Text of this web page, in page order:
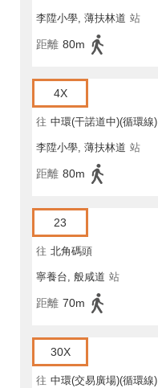
李陞小學, 薄扶林道 站
距離 80m
4X
往 中環(干諾道中)(循環線)
李陞小學, 薄扶林道 站
距離 80m
23
往 北角碼頭
寧養台, 般咸道 站
距離 70m
30X
往 中環(交易廣場)(循環線)